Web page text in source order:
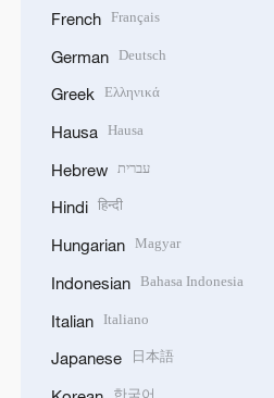
French Français
German Deutsch
Greek Ελληνικά
Hausa Hausa
Hebrew עברית
Hindi हिन्दी
Hungarian Magyar
Indonesian Bahasa Indonesia
Italian Italiano
Japanese 日本語